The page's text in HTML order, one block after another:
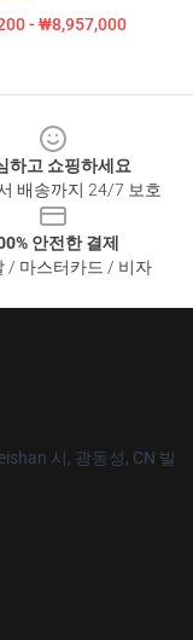
- ₩8,957,000
하고 쇼핑하세요
배송까지 24/7 보호
안전한 결제
/ 마스터카드 / 비자
시, 광동성, CN 빌